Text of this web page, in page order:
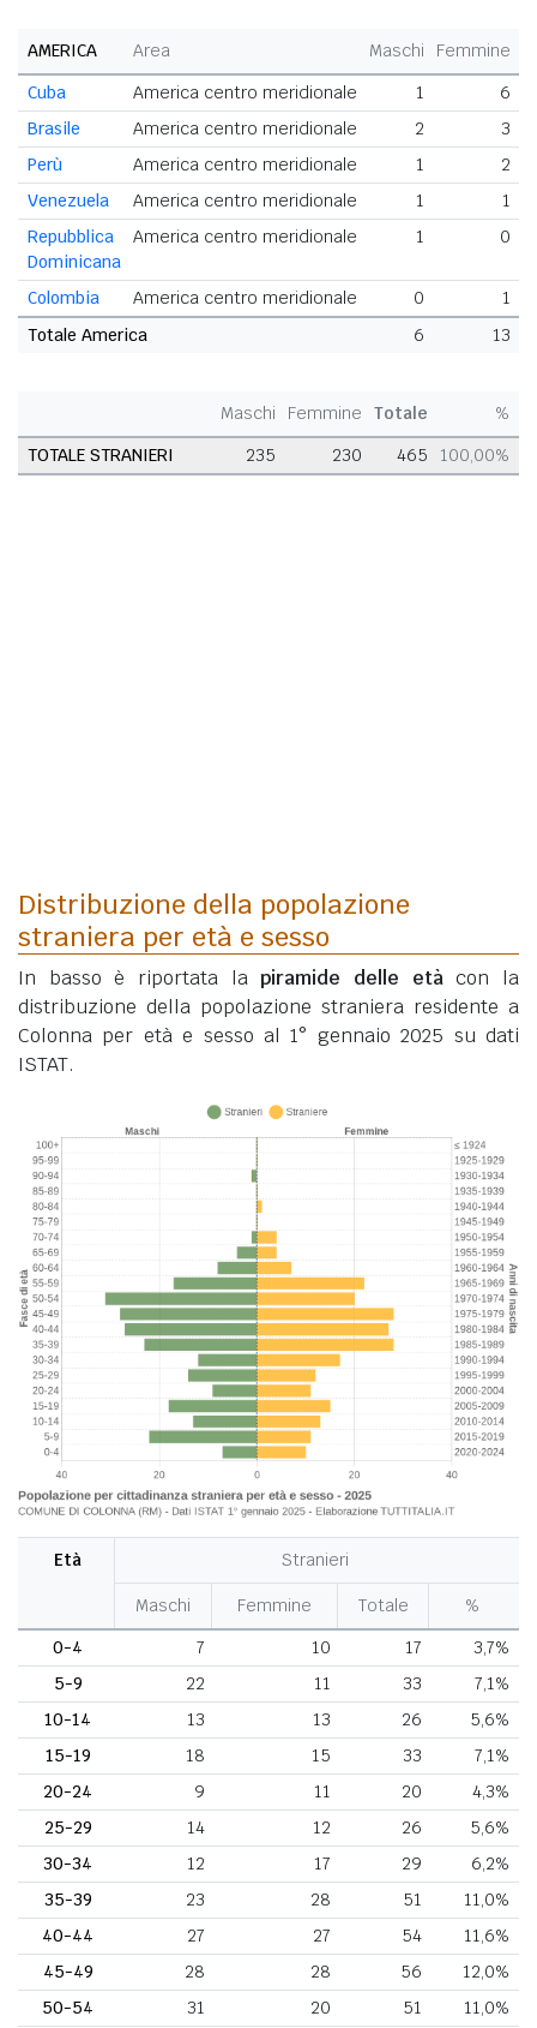
AMERICA Area Maschi Femmine
Cuba
America centro meridionale 1
6
Brasile
America centro meridionale 2
3
Perù
America centro meridionale 1
2
Venezuela
America centro meridionale 1
1
Repubblica
Dominicana
America centro meridionale 1 0
Colombia America centro meridionale 0
1
Totale America
6 13
Maschi Femmine Totale
%
TOTALE STRANIERI
235 230 465 100,00%
Distribuzione della popolazione
straniera per età e sesso
In basso è riportata lapiramide delle etàcon la
distribuzione della popolazione straniera residente a
Colonna per età e sesso al 1° gennaio 2025 su dati
ISTAT.
Età Stranieri
Maschi Femmine Totale
%
0-4
7 10 17
3,7%
5-9
22 11 33
7,1%
10-14
13 13 26
5,6%
15-19
18 15 33
7,1%
20-24
9 11 20
4,3%
25-29
14 12 26
5,6%
30-34
12 17 29
6,2%
35-39
23 28 51
11,0%
40-44
27 27 54
11,6%
45-49
28 28 56
12,0%
50-54
31 20 51
11,0%